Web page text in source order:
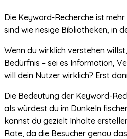
Die Keyword-Recherche ist
sind wie riesige Bibliotheken, in
Wenn du wirklich verstehen
Bedürfnis – sei es Information,
will dein Nutzer wirklich? Erst
Die Bedeutung der Keyword-
als würdest du im Dunkeln
kannst du gezielt Inhalte
Rate, da die Besucher genau